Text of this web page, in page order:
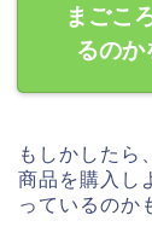
まごこ
るのか
もしかしたら
商品を購入し
っているのか